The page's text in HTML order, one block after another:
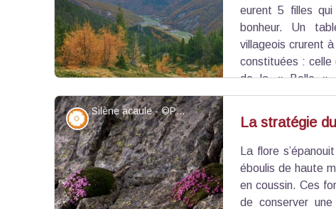
Voir l'image en plein écran
eurent 5 filles
bonheur. Un
villageois crurent
constituées : celle
de la « Belle »,
s’installa longtemps dans la vallée.
Si la légende garde son côté poétique, d’autres
l’arrivée de nouveaux habitants et le
parle des « chasses aux sorcières » qui ont fait rage
Silène acaule - ©PNRQ
Flore La stratégie
La flore
éboulis de haute
en coussin. Ces
de conserver